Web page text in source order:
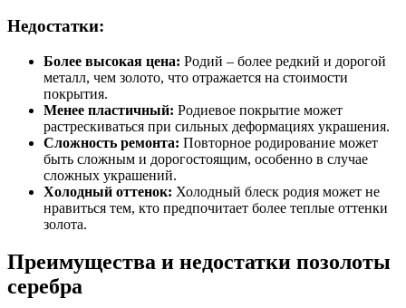
Недостатки:
Более высокая цена: Родий – более редкий и дорогой
металл, чем золото, что отражается на стоимости
покрытия.
Менее пластичный: Родиевое покрытие может
растрескиваться при сильных деформациях украшения.
Сложность ремонта: Повторное родирование может
быть сложным и дорогостоящим, особенно в случае
сложных украшений.
Холодный оттенок: Холодный блеск родия может не
нравиться тем, кто предпочитает более теплые оттенки
золота.
Преимущества и недостатки позолоты
серебра